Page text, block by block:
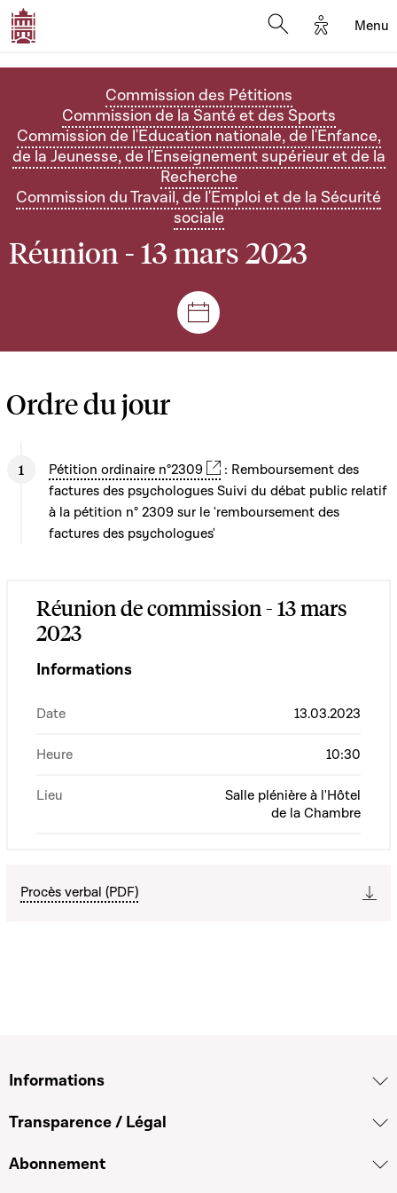
Options
Menu
Commission des Pétitions
Commission de la Santé et des Sports
Commission de l'Education nationale, de l'Enfance,
de la Jeunesse, de l'Enseignement supérieur et de la
Recherche
Commission du Travail, de l'Emploi et de la Sécurité
sociale
Réunion - 13 mars 2023
Séances et réunions
Ordre du jour
Pétition ordinaire n°2309
: Remboursement des
factures des psychologues Suivi du débat public relatif
à la pétition n° 2309 sur le 'remboursement des
factures des psychologues'
Réunion de commission - 13 mars
2023
Informations
Date 13.03.2023
Heure 10:30
Lieu
Salle plénière à l'Hôtel
de la Chambre
Procès verbal (PDF)
Informations
Transparence / Légal
Abonnement